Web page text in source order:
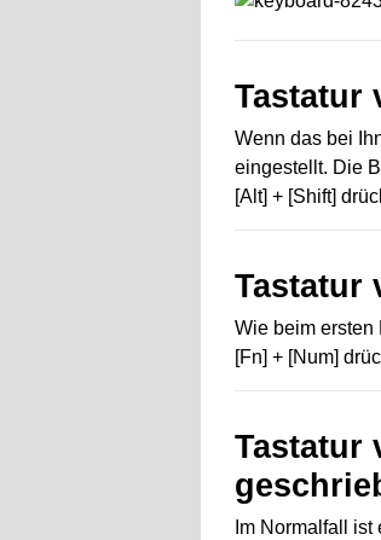
Tastatur
Wenn das bei
eingestellt. Die
[Alt] + [Shift]
Tastatur
Wie beim ersten
[Fn] + [Num]
Tastatur
Im Normalfall